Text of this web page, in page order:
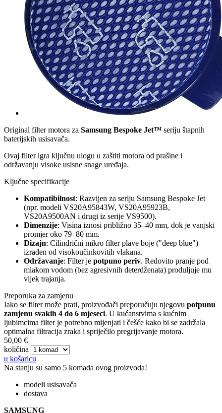
Original filter motora za Samsung Bespoke Jet™ seriju štapnih
baterijskih usisavača.
Ovaj filter igra ključnu ulogu u zaštiti motora od prašine i
održavanju visoke usisne snage uređaja.
Ključne specifikacije
Kompatibilnost: Razvijen za seriju Samsung Bespoke Jet
(npr. modeli VS20A95843W, VS20A95923B,
VS20A9500AN i drugi iz serije VS9500).
Dimenzije: Visina iznosi približno 35–40 mm, dok je vanjski
promjer oko 79–80 mm.
Dizajn: Cilindrični mikro filter plave boje ("deep blue")
izrađen od visokoučinkovitih vlakana.
Održavanje: Filter je potpuno periv. Redovito pranje pod
mlakom vodom (bez agresivnih deterdženata) produljuje mu
vijek trajanja.
Preporuka za zamjenu
Iako se filter može prati, proizvođači preporučuju njegovu potpunu
zamjenu svakih 4 do 6 mjeseci. U kućanstvima s kućnim
ljubimcima filter je potrebno mijenjati i češće kako bi se zadržala
optimalna filtracija zraka i spriječilo pregrijavanje motora.
50,00 €
količina
u košaricu
Na stanju su samo 5 komada ovog proizvoda!
modeli usisavača
dostava
SAMSUNG